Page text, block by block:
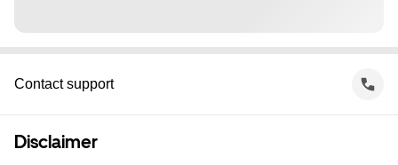
Contact support
Disclaimer